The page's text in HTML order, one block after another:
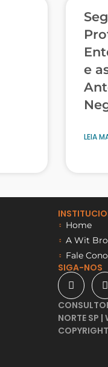
e
LEIA
Home
A Wit
Fale
SIGA-NOS
NORTE SP |